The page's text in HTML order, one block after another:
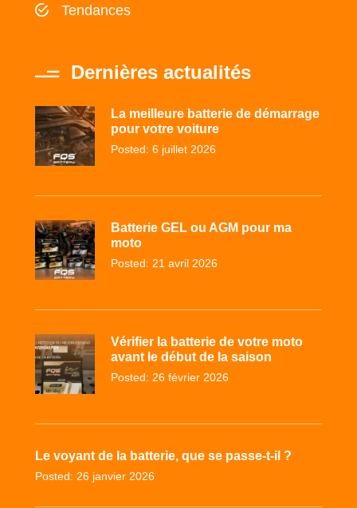
Tendances
Dernières actualités
La meilleure batterie de démarrage
pour votre voiture
Posted: 6 juillet 2026
Batterie GEL ou AGM pour ma
moto
Posted: 21 avril 2026
Vérifier la batterie de votre moto
avant le début de la saison
Posted: 26 février 2026
Le voyant de la batterie, que se passe-t-il ?
Posted: 26 janvier 2026